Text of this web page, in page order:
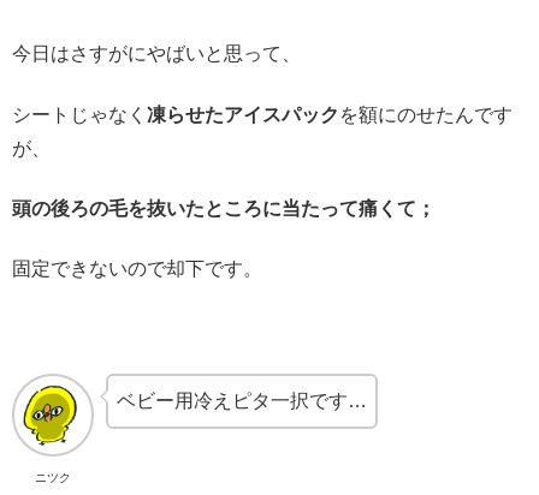
今日はさすがにやばいと思って、
シートじゃなく 凍らせたアイスパック を額にのせたんです
が、
頭の後ろの毛を抜いたところに当たって痛くて；
固定できないので却下です。
ニツク
ベビー用冷えピタ一択です…